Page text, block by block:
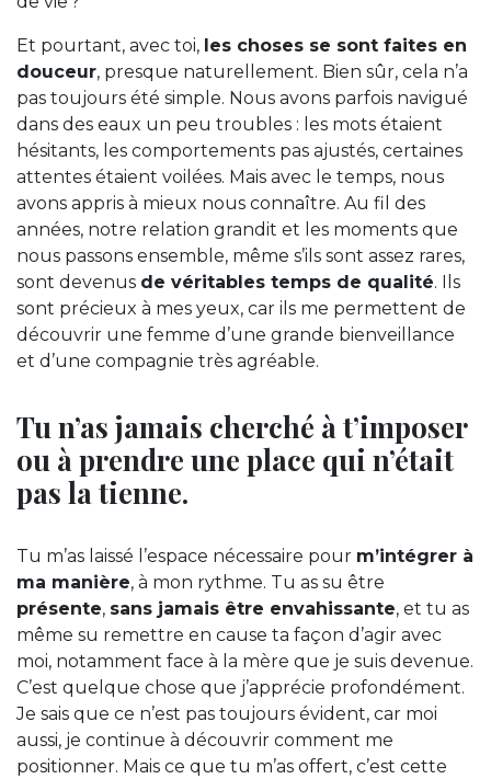
Et pourtant, avec toi, les choses se sont faites en
douceur, presque naturellement. Bien sûr, cela n’a
pas toujours été simple. Nous avons parfois navigué
dans des eaux un peu troubles : les mots étaient
hésitants, les comportements pas ajustés, certaines
attentes étaient voilées. Mais avec le temps, nous
avons appris à mieux nous connaître. Au fil des
années, notre relation grandit et les moments que
nous passons ensemble, même s’ils sont assez rares,
sont devenus de véritables temps de qualité. Ils
sont précieux à mes yeux, car ils me permettent de
découvrir une femme d’une grande bienveillance
et d’une compagnie très agréable.
Tu n’as jamais cherché à t’imposer
ou à prendre une place qui n’était
pas la tienne.
Tu m’as laissé l’espace nécessaire pour m’intégrer à
ma manière, à mon rythme. Tu as su être
présente, sans jamais être envahissante, et tu as
même su remettre en cause ta façon d’agir avec
moi, notamment face à la mère que je suis devenue.
C’est quelque chose que j’apprécie profondément.
Je sais que ce n’est pas toujours évident, car moi
aussi, je continue à découvrir comment me
positionner. Mais ce que tu m’as offert, c’est cette